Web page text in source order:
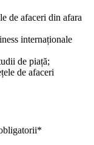
de afaceri din afara
internaționale
de piață;
de afaceri